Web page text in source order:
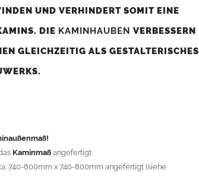
bestellen.
80mm
140mm
UND VERHINDERT SOMIT EINE
DIE KAMINHAUBEN VERBESSERN
GLEICHZEITIG ALS GESTALTERISCHES
Kaminmaß angefertigt
740-800mm x 740-800mm angefertigt (siehe